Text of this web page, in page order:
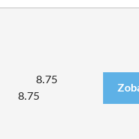
8.75
8.75